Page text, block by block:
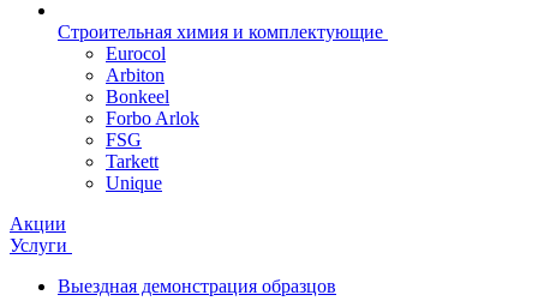
Строительная химия и комплектующие
Eurocol
Arbiton
Bonkeel
Forbo Arlok
FSG
Tarkett
Unique
Акции
Услуги
Выездная демонстрация образцов